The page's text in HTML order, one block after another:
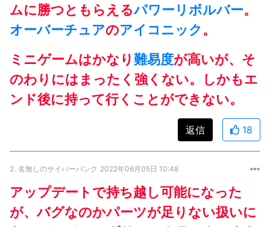
ムに勝つともらえるパワー リボルバー。
オーバーチュアのアイコニック 。
ミニゲームはかなり難易度が高いが、そ
のわりにはまったく強くない。しかもエ
ンド後に持って行くことができない。
返信 18
2. 名無しのサイバーパンク 2022年06月05日 10:48
アップデートで持ち越し可能になった
が、バグなのかパーツが足りない扱いに